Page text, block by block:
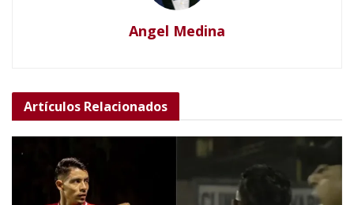
Angel Medina
Artículos Relacionados